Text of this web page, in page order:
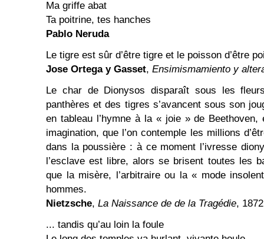
Ma griffe abat
Ta poitrine, tes hanches
Pablo Neruda
Le tigre est sûr d’être tigre et le poisson d’être
Jose Ortega y Gasset, Ensimismamiento y
Le char de Dionysos disparaît sous les
panthères et des tigres s’avancent sous son
en tableau l’hymne à la « joie » de
imagination, que l’on contemple les millions
dans la poussière : à ce moment l’ivresse
l’esclave est libre, alors se brisent toutes les
que la misère, l’arbitraire ou la « mode
hommes.
Nietzsche, La Naissance de de la Tragédie,
... tandis qu’au loin la foule